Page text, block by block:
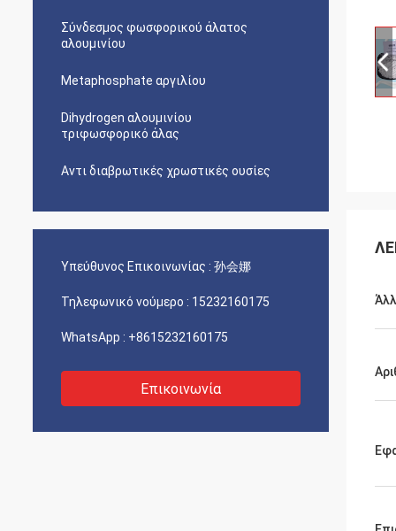
Σύνδεσμος φωσφορικού άλατος
αλουμινίου
Metaphosphate αργιλίου
Dihydrogen αλουμινίου
τριφωσφορικό άλας
Αντι διαβρωτικές χρωστικές ουσίες
Υπεύθυνος Επικοινωνίας : 孙会娜
Τηλεφωνικό νούμερο : 15232160175
WhatsApp : +8615232160175
Επικοινωνία